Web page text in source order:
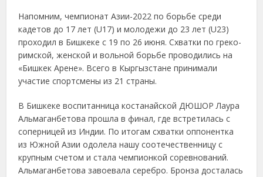
Напомним, чемпионат Азии-2022 по борьбе среди
кадетов до 17 лет (U17) и молодежи до 23 лет (U23)
проходил в Бишкеке с 19 по 26 июня. Схватки по греко-
римской, женской и вольной борьбе проводились на
«Бишкек Арене». Всего в Кыргызстане принимали
участие спортсмены из 21 страны.
В Бишкеке воспитанница костанайской ДЮШОР Лаура
Альмаганбетова прошла в финал, где встретилась с
соперницей из Индии. По итогам схватки оппонентка
из Южной Азии одолела нашу соотечественницу с
крупным счетом и стала чемпионкой соревнований.
Альмаганбетова завоевала серебро. Бронза досталась